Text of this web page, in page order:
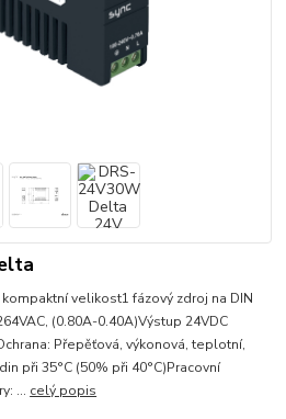
kompaktní velikost1 fázový zdroj na DIN
(0.80A-0.40A)Výstup 24VDC
Přepěťová, výkonová, teplotní,
při 35°C (50% při 40°C)Pracovní
... celý popis